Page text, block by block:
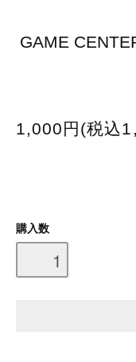
GAME
1,000円(税込
購入数